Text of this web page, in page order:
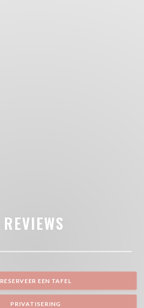
REVIEWS
RESERVEER EEN TAFEL
PRIVATISERING